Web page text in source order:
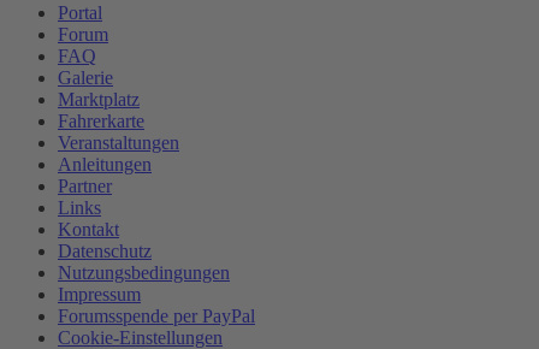
Portal
Forum
FAQ
Galerie
Marktplatz
Fahrerkarte
Veranstaltungen
Anleitungen
Partner
Links
Kontakt
Datenschutz
Nutzungsbedingungen
Impressum
Forumsspende per PayPal
Cookie-Einstellungen